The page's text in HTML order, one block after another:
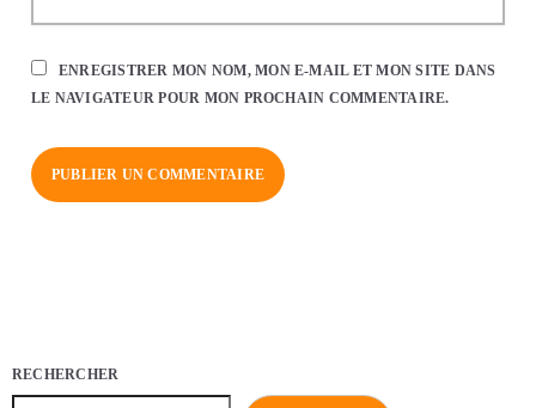
ENREGISTRER MON NOM, MON E-MAIL ET MON SITE DANS
LE NAVIGATEUR POUR MON PROCHAIN COMMENTAIRE.
RECHERCHER